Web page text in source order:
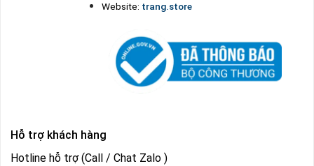
Website: trang.store
Hỗ trợ khách hàng
Hotline hỗ trợ (Call / Chat Zalo )